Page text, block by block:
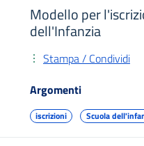
Modello per
dell'Infanzia
Stampa / Condividi
Argomenti
iscrizioni Scuola